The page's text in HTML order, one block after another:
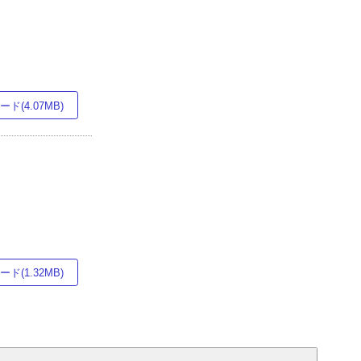
ド(4.07MB)
ド(1.32MB)